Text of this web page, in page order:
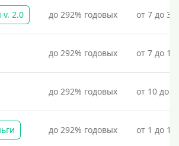
2.0 до 292% годовых от 7 до
до 292% годовых от 7 до
до 292% годовых от 10 до
до 292% годовых от 1 до